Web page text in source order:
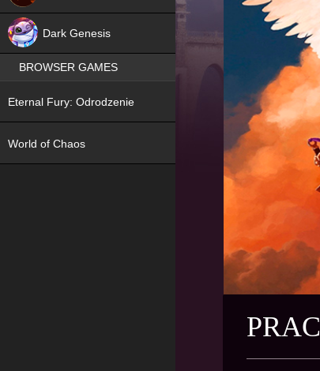
Dark Genesis
BROWSER GAMES
Eternal Fury: Odrodzenie
World of Chaos